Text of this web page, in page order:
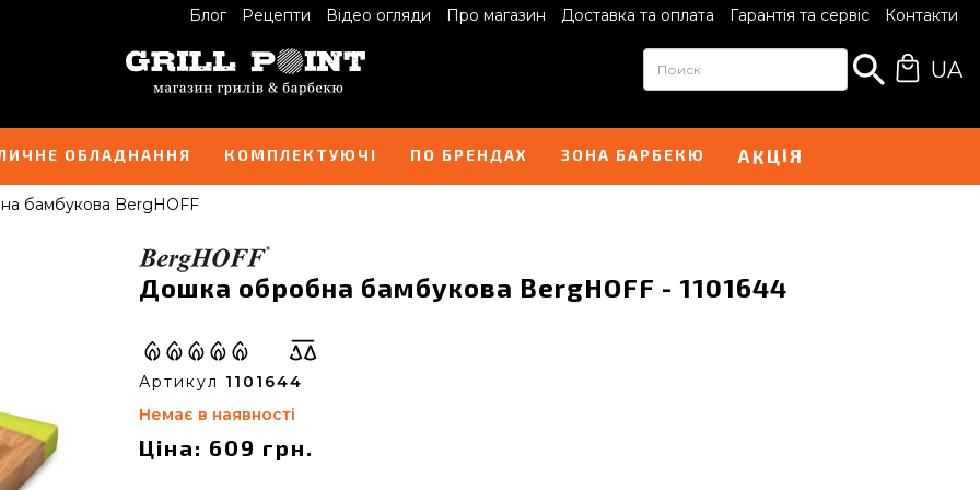
Блог Рецепти Відео огляди Про магазин Доставка та оплата Гарантія та сервіс Контакти
UA
ОБЛАДНАННЯ КОМПЛЕКТУЮЧІ ПО БРЕНДАХ ЗОНА БАРБЕКЮ АКЦІЯ
бамбукова BergHOFF
Дошка обробна бамбукова BergHOFF - 1101644
Артикул 1101644
Немає в наявності
Ціна: 609 грн.